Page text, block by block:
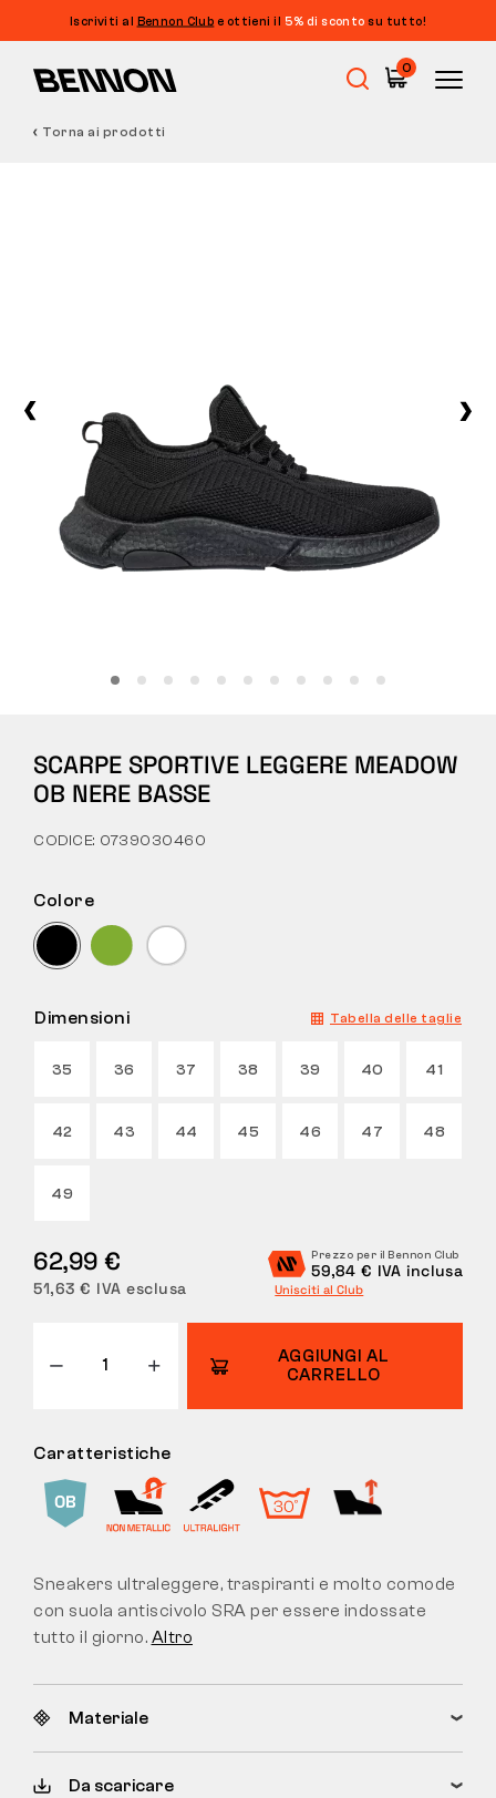
Iscriviti al Bennon Club e ottieni il 5% di sconto su tutto!
0
Calzature casual
Tattiche
CHI SIAMO
NEGOZIO CON BISTROT
CONTATTI
RESI
Torna ai prodotti
SCARPE SPORTIVE LEGGERE MEADOW
OB NERE BASSE
CODICE: 0739030460
Colore
Dimensioni Tabella delle taglie
35 36 37 38 39 40 41
42 43 44 45 46 47 48
49
62,99 €
51,63 € IVA esclusa
Prezzo per il Bennon Club
59,84 € IVA inclusa
Unisciti al Club
AGGIUNGI AL
CARRELLO
Caratteristiche
Sneakers ultraleggere, traspiranti e molto comode
con suola antiscivolo SRA per essere indossate
tutto il giorno. Altro
Materiale
Da scaricare